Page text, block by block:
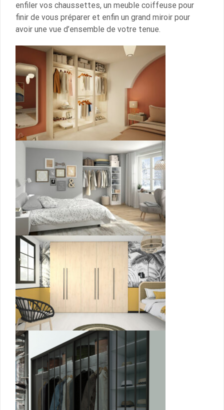
enfiler vos chaussettes, un meuble coiffeuse pour
finir de vous préparer et enfin un grand miroir pour
avoir une vue d’ensemble de votre tenue.